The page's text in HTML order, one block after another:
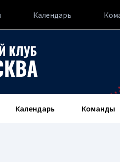
Календарь
Календарь Команды